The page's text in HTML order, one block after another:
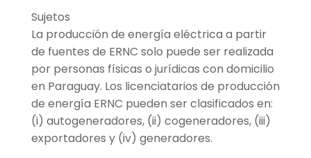
Sujetos
La producción de energía eléctrica a partir
de fuentes de ERNC solo puede ser realizada
por personas físicas o jurídicas con domicilio
en Paraguay. Los licenciatarios de producción
de energía ERNC pueden ser clasificados en:
(i) autogeneradores, (ii) cogeneradores, (iii)
exportadores y (iv) generadores.